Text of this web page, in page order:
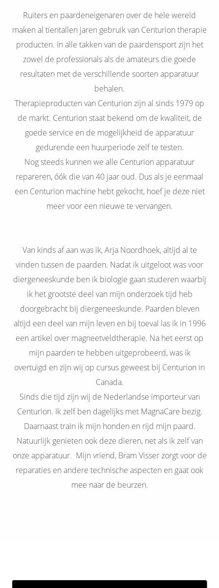
Ruiters en paardeneigenaren over de hele wereld
maken al tientallen jaren gebruik van Centurion therapie
producten. In alle takken van de paardensport zijn het
zowel de professionals als de amateurs die goede
resultaten met de verschillende soorten apparatuur
behalen.
Therapieproducten van Centurion zijn al sinds 1979 op
de markt. Centurion staat bekend om de kwaliteit, de
goede service en de mogelijkheid de apparatuur
gedurende een huurperiode zelf te testen.
Nog steeds kunnen we alle Centurion apparatuur
repareren, óók die van 40 jaar oud. Dus als je eenmaal
een Centurion machine hebt gekocht, hoef je deze niet
meer voor een nieuwe te vervangen.
Van kinds af aan was ik, Arja Noordhoek, altijd al te
vinden tussen de paarden. Nadat ik uitgeloot was voor
diergeneeskunde ben ik biologie gaan studeren waarbij
ik het grootste deel van mijn onderzoek tijd heb
doorgebracht bij diergeneeskunde. Paarden bleven
altijd een deel van mijn leven en bij toeval las ik in 1996
een artikel over magneetveldtherapie. Na het eerst op
mijn paarden te hebben uitgeprobeerd, was ik
overtuigd en zijn wij op cursus geweest bij Centurion in
Canada.
Sinds die tijd zijn wij de Nederlandse importeur van
Centurion. Ik zelf ben dagelijks met MagnaCare bezig.
Daarnaast train ik mijn honden en rijd mijn paard.
Natuurlijk genieten ook deze dieren, net als ik zelf van
onze apparatuur. Mijn vriend, Bram Visser zorgt voor de
reparaties en andere technische aspecten en gaat ook
mee naar de beurzen.